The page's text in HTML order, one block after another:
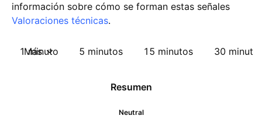
información sobre cómo se forman estas señales
Valoraciones técnicas.
1 minuto 5 minutos 15 minutos 30
Más
Resumen
Neutral